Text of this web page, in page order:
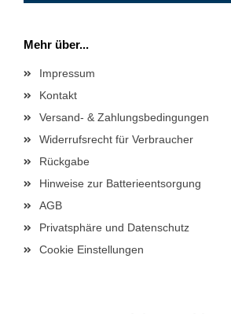
Mehr über...
Impressum
Kontakt
Versand- & Zahlungsbedingungen
Widerrufsrecht für Verbraucher
Rückgabe
Hinweise zur Batterieentsorgung
AGB
Privatsphäre und Datenschutz
Cookie Einstellungen